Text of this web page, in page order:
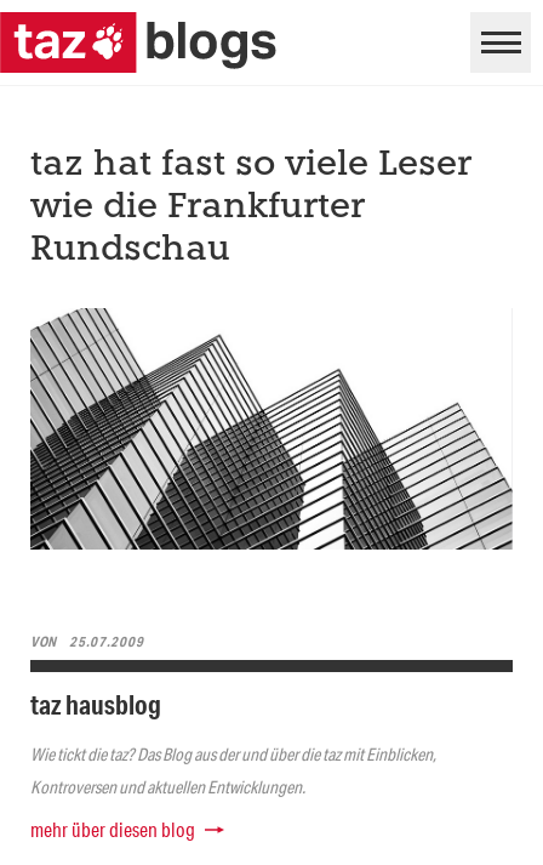
taz hat fast so viele Leser
wie die Frankfurter
Rundschau
VON 25.07.2009
taz hausblog
Wie tickt die taz? Das Blog aus der und über die taz mit Einblicken,
Kontroversen und aktuellen Entwicklungen.
mehr über diesen blog